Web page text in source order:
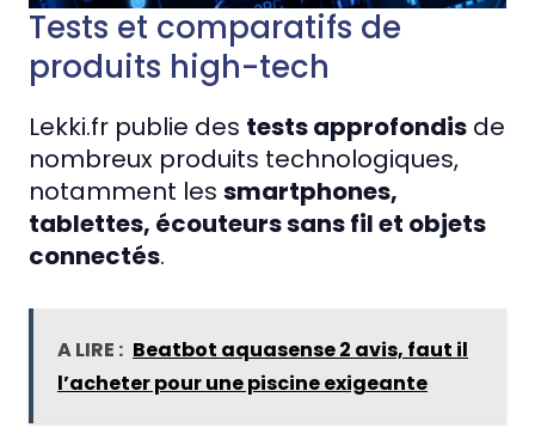
Tests et comparatifs de
produits high-tech
Lekki.fr publie des tests approfondis de
nombreux produits technologiques,
notamment les smartphones,
tablettes, écouteurs sans fil et objets
connectés.
A LIRE : Beatbot aquasense 2 avis, faut il
l’acheter pour une piscine exigeante